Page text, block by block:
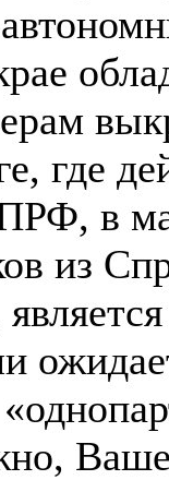
где
в
из